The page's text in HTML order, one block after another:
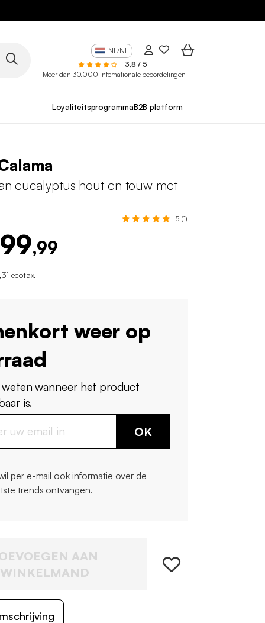
NL/NL
3,8 / 5
Meer dan 30.000 internationale beoordelingen
LoyaliteitsprogrammaB2B platform
eucalyptus hout en touw met
5 (1)
,99
ecotax.
weer op
weten wanneer het product
is.
OK
per e-mail ook informatie over de
trends ontvangen.
AAN
WINKELMAND